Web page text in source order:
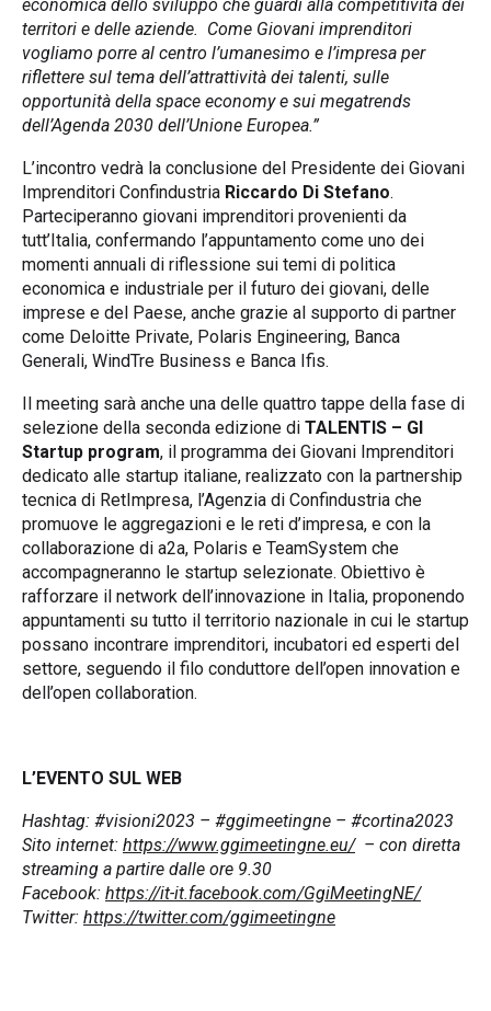
economica dello sviluppo che guardi alla competitività dei
territori e delle aziende. Come Giovani imprenditori
vogliamo porre al centro l’umanesimo e l’impresa per
riflettere sul tema dell’attrattività dei talenti, sulle
opportunità della space economy e sui megatrends
dell’Agenda 2030 dell’Unione Europea.”
L’incontro vedrà la conclusione del Presidente dei Giovani
Imprenditori Confindustria Riccardo Di Stefano.
Parteciperanno giovani imprenditori provenienti da
tutt’Italia, confermando l’appuntamento come uno dei
momenti annuali di riflessione sui temi di politica
economica e industriale per il futuro dei giovani, delle
imprese e del Paese, anche grazie al supporto di partner
come Deloitte Private, Polaris Engineering, Banca
Generali, WindTre Business e Banca Ifis.
Il meeting sarà anche una delle quattro tappe della fase di
selezione della seconda edizione di TALENTIS – GI
Startup program, il programma dei Giovani Imprenditori
dedicato alle startup italiane, realizzato con la partnership
tecnica di RetImpresa, l’Agenzia di Confindustria che
promuove le aggregazioni e le reti d’impresa, e con la
collaborazione di a2a, Polaris e TeamSystem che
accompagneranno le startup selezionate. Obiettivo è
rafforzare il network dell’innovazione in Italia, proponendo
appuntamenti su tutto il territorio nazionale in cui le startup
possano incontrare imprenditori, incubatori ed esperti del
settore, seguendo il filo conduttore dell’open innovation e
dell’open collaboration.
L’EVENTO SUL WEB
Hashtag: #visioni2023 – #ggimeetingne – #cortina2023
Sito internet: https://www.ggimeetingne.eu/– con diretta
streaming a partire dalle ore 9.30
Facebook: https://it-it.facebook.com/GgiMeetingNE/
Twitter: https://twitter.com/ggimeetingne